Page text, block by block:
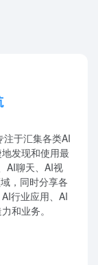
于汇集各类AI
发现和使用最
AI聊天、AI视
，同时分享各
行业应用、AI
和业务。